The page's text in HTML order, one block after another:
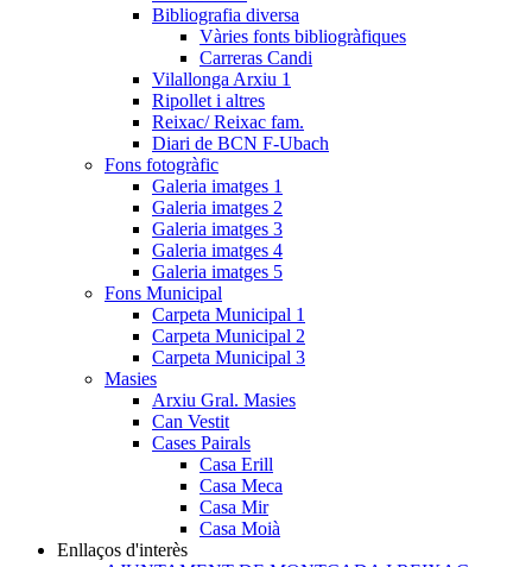
Bibliografia diversa
Vàries fonts bibliogràfiques
Carreras Candi
Vilallonga Arxiu 1
Ripollet i altres
Reixac/ Reixac fam.
Diari de BCN F-Ubach
Fons fotogràfic
Galeria imatges 1
Galeria imatges 2
Galeria imatges 3
Galeria imatges 4
Galeria imatges 5
Fons Municipal
Carpeta Municipal 1
Carpeta Municipal 2
Carpeta Municipal 3
Masies
Arxiu Gral. Masies
Can Vestit
Cases Pairals
Casa Erill
Casa Meca
Casa Mir
Casa Moià
Enllaços d'interès